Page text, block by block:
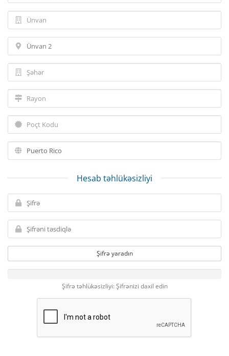
Hesab təhlükəsizliyi
Şifrə yaradın
Şifrə təhlükəsizliyi: Şifrənizi daxil edin